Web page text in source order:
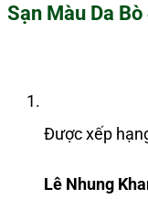
Sạn Màu Da
Được xếp
Lê Nhung